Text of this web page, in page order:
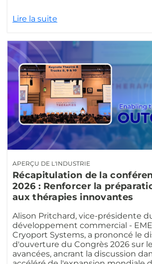
Lire la suite
APERÇU DE L'INDUSTRIE
Récapitulation de la
2026 : Renforcer la
aux thérapies innovantes
Alison Pritchard, vice-présidente
développement commercial -
Cryoport Systems, a prononcé le
d'ouverture du Congrès 2026 sur
avancées, ancrant la discussion